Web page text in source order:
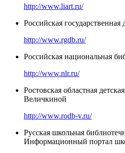
http://www.liart.ru/
Российская государственная
http://www.rgdb.ru/
Российская национальная
http://www.nlr.ru/
Ростовская областная
Величкиной
http://www.rodb-v.ru/
Русская школьная
Информационный портал